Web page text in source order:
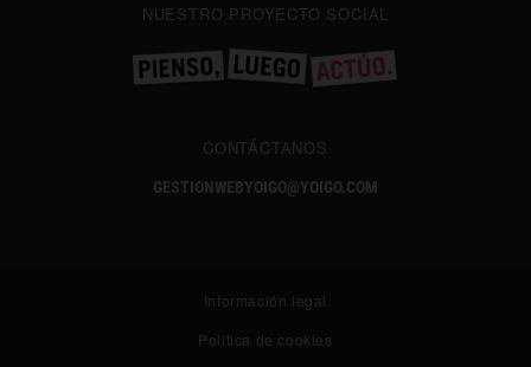
NUESTRO PROYECTO SOCIAL
CONTÁCTANOS
GESTIONWEBYOIGO@YOIGO.COM
Información legal
Política de cookies